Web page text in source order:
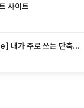
사이트
내가 주로 쓰는 단축키